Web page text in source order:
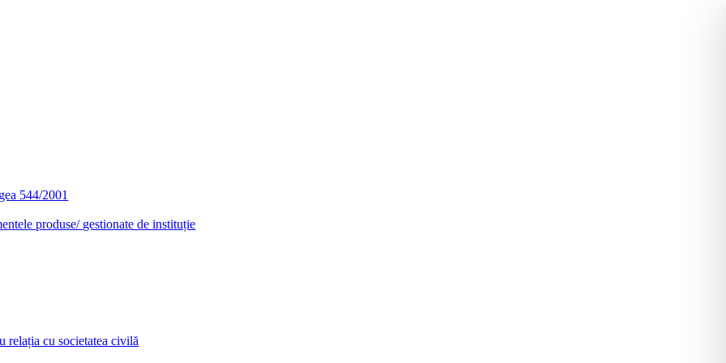
544/2001
produse/ gestionate de instituție
relația cu societatea civilă